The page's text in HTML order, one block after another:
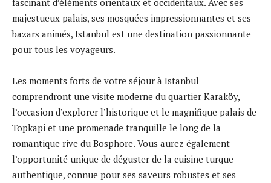
majestueux palais, ses mosquées impressionnantes et ses
bazars animés, Istanbul est une destination passionnante
pour tous les voyageurs.
Les moments forts de votre séjour à Istanbul
comprendront une visite moderne du quartier Karaköy,
l’occasion d’explorer l’historique et le magnifique palais de
Topkapi et une promenade tranquille le long de la
romantique rive du Bosphore. Vous aurez également
l’opportunité unique de déguster de la cuisine turque
authentique, connue pour ses saveurs robustes et ses